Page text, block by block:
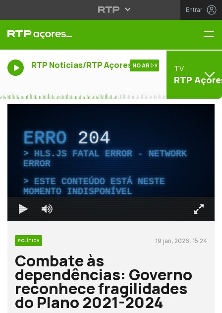
Entrar
RTP Noticias/RTP Açores NO AR TV
RTP
ERRO204
HLS.JS FATAL ERROR - NETWORK
ERROR
ESTE CONTEÚDO ESTÁ NESTE
MOMENTO INDISPONÍVEL
POLÍTICA 19 jan, 2026, 15:24
Combate às
dependências: Governo
reconhece fragilidades
do Plano 2021-2024